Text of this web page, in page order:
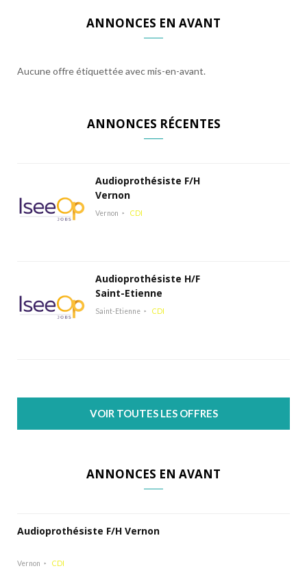
ANNONCES EN AVANT
Aucune offre étiquettée avec mis-en-avant.
ANNONCES RÉCENTES
Audioprothésiste F/H
Vernon
Vernon CDI
Audioprothésiste H/F
Saint-Etienne
Saint-Etienne CDI
VOIR TOUTES LES OFFRES
ANNONCES EN AVANT
Audioprothésiste F/H Vernon
Vernon CDI